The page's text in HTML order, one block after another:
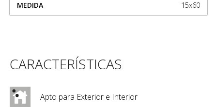
15x60
CARACTERÍSTICAS
Apto para Exterior e Interior